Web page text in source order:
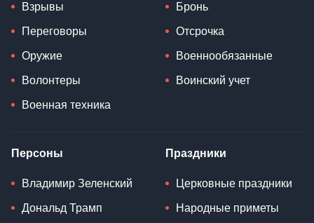
Взрывы
Переговоры
Оружие
Волонтеры
Военная техника
Бронь
Отсрочка
Военнообязанные
Воинский учет
Персоны
Владимир Зеленский
Дональд Трамп
Праздники
Церковные праздники
Народные приметы